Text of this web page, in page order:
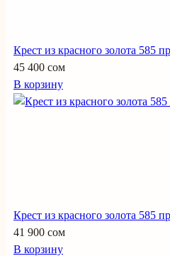
Крест из красного золота 585
45 400 сом
В корзину
Крест из красного золота 585
41 900 сом
В корзину